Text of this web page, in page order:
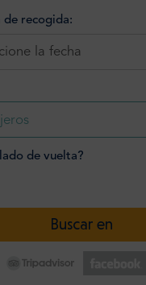
de recogida:
la fecha
de vuelta?
Buscar en